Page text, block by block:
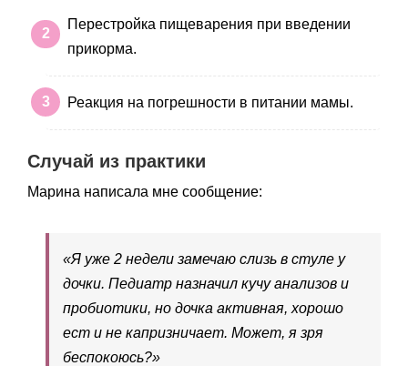
Перестройка пищеварения при введении
прикорма.
Реакция на погрешности в питании мамы.
Случай из практики
Марина написала мне сообщение:
«Я уже 2 недели замечаю слизь в стуле у
дочки. Педиатр назначил кучу анализов и
пробиотики, но дочка активная, хорошо
ест и не капризничает. Может, я зря
беспокоюсь?»